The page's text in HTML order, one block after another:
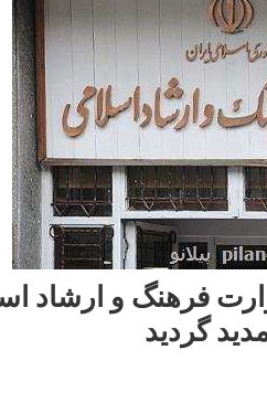
گردید